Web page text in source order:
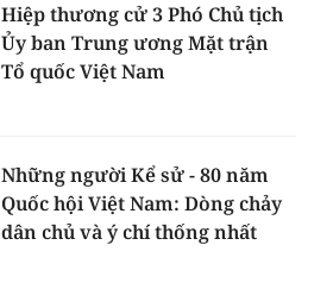
Hiệp thương cử 3 Phó Chủ tịch
Ủy ban Trung ương Mặt trận
Tổ quốc Việt Nam
Những người Kể sử - 80 năm
Quốc hội Việt Nam: Dòng chảy
dân chủ và ý chí thống nhất